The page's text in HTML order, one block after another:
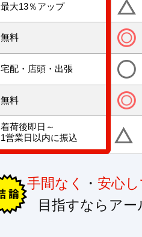
最大13％アップ
無料
宅配・店頭・出張
無料
着荷後即日～
1営業日以内に振込
手間なく ・ 安心し
目指すならア